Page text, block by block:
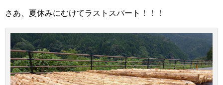
さあ、夏休みにむけてラストスパート！！！